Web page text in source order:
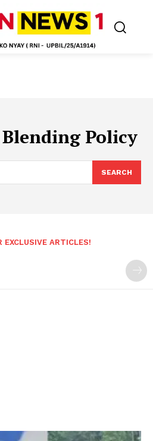
Policy
SEARCH
EXCLUSIVE ARTICLES!